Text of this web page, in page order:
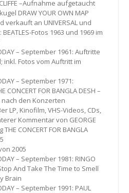
–Aufnahme aufgetaucht
DRAW YOUR OWN MAP
verkauft an UNIVERSAL und
Fotos 1963 und 1969 im
– September 1961: Auftritte
inkl. Fotos vom Auftritt im
– September 1971:
CONCERT FOR BANGLA DESH –
den Konzerten
LP, Kinofilm, VHS-Videos, CDs,
Kommentar von GEORGE
CONCERT FOR BANGLA
2005
– September 1981: RINGO
And Take The Time to Smell
Brain
– September 1991: PAUL